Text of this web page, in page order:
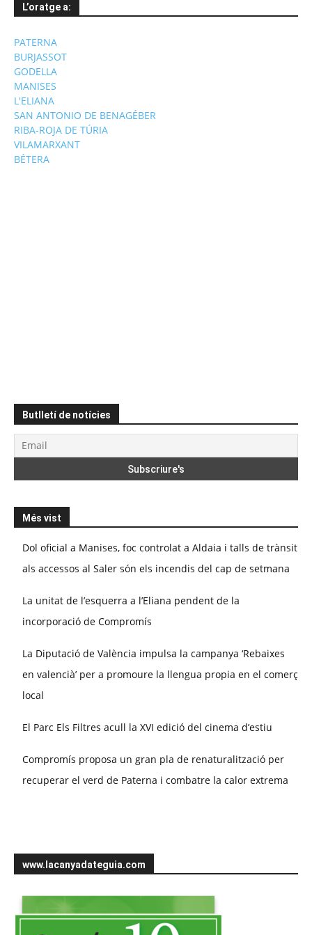
L’oratge a:
PATERNA
BURJASSOT
GODELLA
MANISES
L'ELIANA
SAN ANTONIO DE BENAGÉBER
RIBA-ROJA DE TÚRIA
VILAMARXANT
BÉTERA
Butlletí de notícies
Més vist
Dol oficial a Manises, foc controlat a Aldaia i talls de trànsit
als accessos al Saler són els incendis del cap de setmana
La unitat de l’esquerra a l’Eliana pendent de la
incorporació de Compromís
La Diputació de València impulsa la campanya ‘Rebaixes
en valencià’ per a promoure la llengua propia en el comerç
local
El Parc Els Filtres acull la XVI edició del cinema d’estiu
Compromís proposa un gran pla de renaturalització per
recuperar el verd de Paterna i combatre la calor extrema
www.lacanyadateguia.com